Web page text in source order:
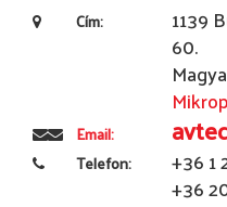
Cím: 1139
60.
Email:
Telefon: +36 1
+36